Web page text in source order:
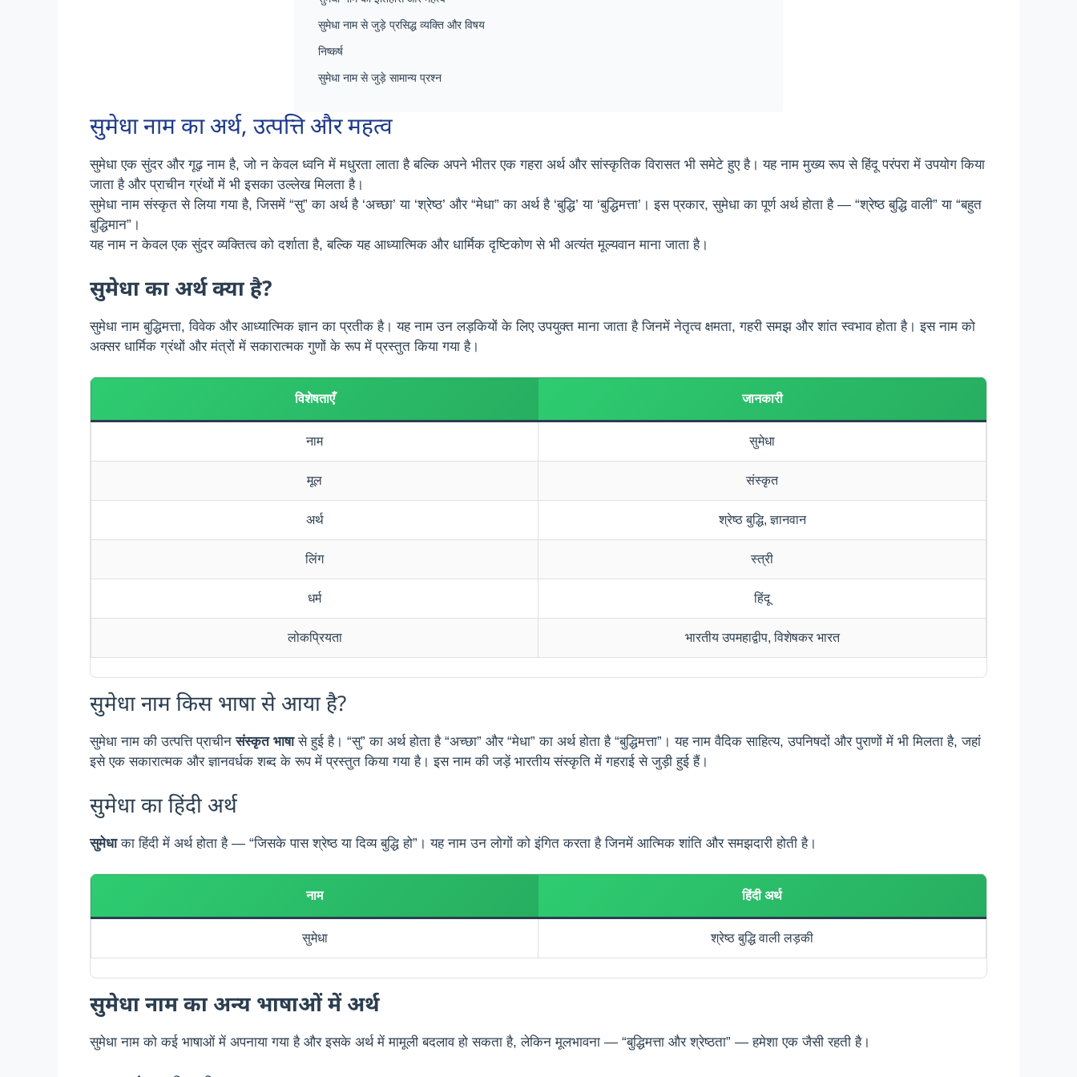
सुमेधा नाम से जुड़े प्रसिद्ध व्यक्ति और विषय
निष्कर्ष
सुमेधा नाम से जुड़े सामान्य प्रश्न
सुमेधा नाम का अर्थ, उत्पत्ति और महत्व
सुमेधा एक सुंदर और गूढ़ नाम है, जो न केवल ध्वनि में मधुरता लाता है बल्कि अपने भीतर एक गहरा अर्थ और सांस्कृतिक विरासत भी समेटे हुए है। यह नाम मुख्य रूप से हिंदू परंपरा में उपयोग किया
जाता है और प्राचीन ग्रंथों में भी इसका उल्लेख मिलता है।
सुमेधा नाम संस्कृत से लिया गया है, जिसमें “सु” का अर्थ है ‘अच्छा’ या ‘श्रेष्ठ’ और “मेधा” का अर्थ है ‘बुद्धि’ या ‘बुद्धिमत्ता’। इस प्रकार, सुमेधा का पूर्ण अर्थ होता है — “श्रेष्ठ बुद्धि वाली” या “बहुत
बुद्धिमान”।
यह नाम न केवल एक सुंदर व्यक्तित्व को दर्शाता है, बल्कि यह आध्यात्मिक और धार्मिक दृष्टिकोण से भी अत्यंत मूल्यवान माना जाता है।
सुमेधा का अर्थ क्या है?
सुमेधा नाम बुद्धिमत्ता, विवेक और आध्यात्मिक ज्ञान का प्रतीक है। यह नाम उन लड़कियों के लिए उपयुक्त माना जाता है जिनमें नेतृत्व क्षमता, गहरी समझ और शांत स्वभाव होता है। इस नाम को
अक्सर धार्मिक ग्रंथों और मंत्रों में सकारात्मक गुणों के रूप में प्रस्तुत किया गया है।
विशेषताएँ जानकारी
नाम सुमेधा
मूल संस्कृत
अर्थ श्रेष्ठ बुद्धि, ज्ञानवान
लिंग स्त्री
धर्म हिंदू
लोकप्रियता भारतीय उपमहाद्वीप, विशेषकर भारत
सुमेधा नाम किस भाषा से आया है?
सुमेधा नाम की उत्पत्ति प्राचीनसंस्कृत भाषासे हुई है। “सु” का अर्थ होता है “अच्छा” और “मेधा” का अर्थ होता है “बुद्धिमत्ता”। यह नाम वैदिक साहित्य, उपनिषदों और पुराणों में भी मिलता है, जहां
इसे एक सकारात्मक और ज्ञानवर्धक शब्द के रूप में प्रस्तुत किया गया है। इस नाम की जड़ें भारतीय संस्कृति में गहराई से जुड़ी हुई हैं।
सुमेधा का हिंदी अर्थ
सुमेधाका हिंदी में अर्थ होता है — “जिसके पास श्रेष्ठ या दिव्य बुद्धि हो”। यह नाम उन लोगों को इंगित करता है जिनमें आत्मिक शांति और समझदारी होती है।
नाम हिंदी अर्थ
सुमेधा श्रेष्ठ बुद्धि वाली लड़की
सुमेधा नाम का अन्य भाषाओं में अर्थ
सुमेधा नाम को कई भाषाओं में अपनाया गया है और इसके अर्थ में मामूली बदलाव हो सकता है, लेकिन मूलभावना — “बुद्धिमत्ता और श्रेष्ठता” — हमेशा एक जैसी रहती है।